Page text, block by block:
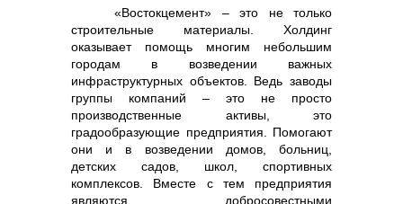
«Востокцемент» – это не только
строительные материалы. Холдинг
оказывает помощь многим небольшим
городам в возведении важных
инфраструктурных объектов. Ведь заводы
группы компаний – это не просто
производственные активы, это
градообразующие предприятия. Помогают
они и в возведении домов, больниц,
детских садов, школ, спортивных
комплексов. Вместе с тем предприятия
являются добросовестными